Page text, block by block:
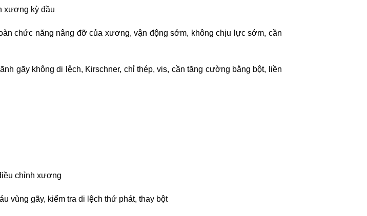
xương kỳ đầu
chức năng nâng đỡ của xương, vận động sớm, không chịu lực sớm, cần
gãy không di lệch, Kirschner, chỉ thép, vis, cần tăng cường bằng bột, liền
chỉnh xương
vùng gãy, kiểm tra di lệch thứ phát, thay bột